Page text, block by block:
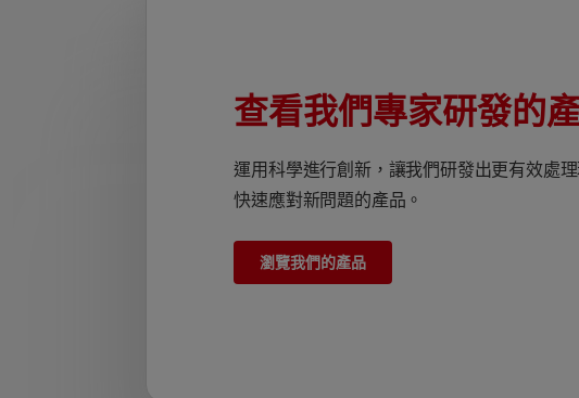
查看我們專家研發的
運用科學進行創新，讓我們研發出更有效處
快速應對新問題的產品。
瀏覽我們的產品